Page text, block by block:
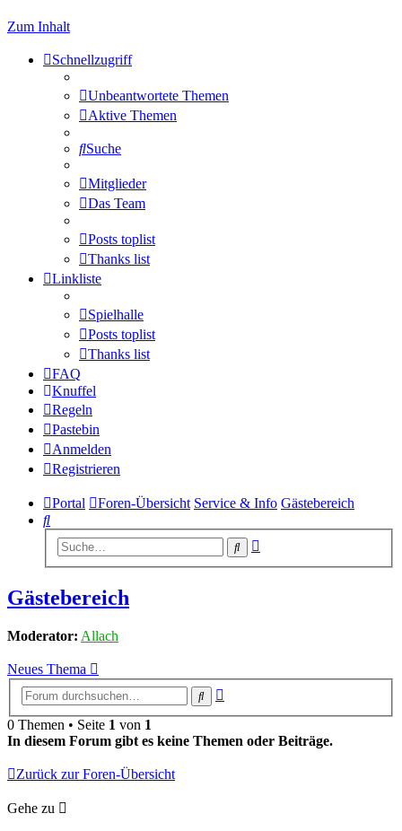
Zum Inhalt
Schnellzugriff
Unbeantwortete Themen
Aktive Themen
Suche
Mitglieder
Das Team
Posts toplist
Thanks list
Linkliste
Spielhalle
Posts toplist
Thanks list
FAQ
Knuffel
Regeln
Pastebin
Anmelden
Registrieren
Portal Foren-Übersicht Service & Info Gästebereich
Suche
Suche
Gästebereich
Moderator: Allach
Neues Thema
Suche
0 Themen • Seite 1 von 1
In diesem Forum gibt es keine Themen oder Beiträge.
Zurück zur Foren-Übersicht
Gehe zu